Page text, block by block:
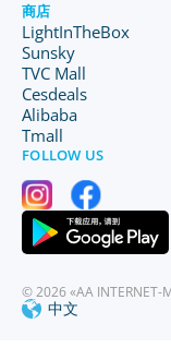
商店
LightInTheBox
Sunsky
TVC Mall
Cesdeals
Alibaba
Tmall
FOLLOW US
© 2026 «AA INTERNET-
中文